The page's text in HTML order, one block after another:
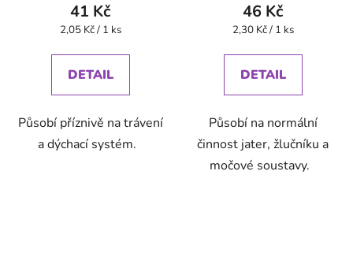
41 Kč
Měrná
2,05 Kč / 1 ks
DETAIL
Působí příznivě na trávení
a dýchací systém.
46 Kč
Měrná
2,30 Kč / 1 ks
DETAIL
Působí na normální
činnost jater, žlučníku a
močové soustavy.